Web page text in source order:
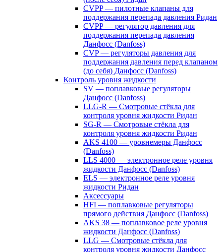
CVPP — пилотные клапаны для
поддержания перепада давления Ридан
CVPP — регулятор давления для
поддержания перепада давления
Данфосс (Danfoss)
CVP — регуляторы давления для
поддержания давления перед клапаном
(до себя) Данфосс (Danfoss)
Контроль уровня жидкости
SV — поплавковые регуляторы
Данфосс (Danfoss)
LLG-R — Смотровые стёкла для
контроля уровня жидкости Ридан
SG-R — Смотровые стёкла для
контроля уровня жидкости Ридан
AKS 4100 — уровнемеры Данфосс
(Danfoss)
LLS 4000 — электронное реле уровня
жидкости Данфосс (Danfoss)
ELS — электронное реле уровня
жидкости Ридан
Аксессуары
HFI — поплавковые регуляторы
прямого действия Данфосс (Danfoss)
AKS 38 — поплавковое реле уровня
жидкости Данфосс (Danfoss)
LLG — Смотровые стёкла для
контроля уровня жидкости Данфосс